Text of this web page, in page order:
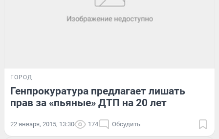
ГОРОД
Генпрокуратура предлагает лишать
прав за «пьяные» ДТП на 20 лет
22 января, 2015, 13:30 174 Обсудить